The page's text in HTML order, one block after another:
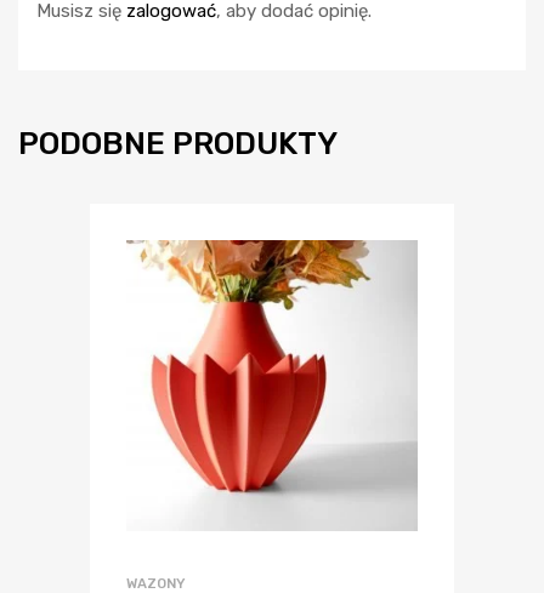
Musisz się zalogować, aby dodać opinię.
PODOBNE PRODUKTY
WAZONY